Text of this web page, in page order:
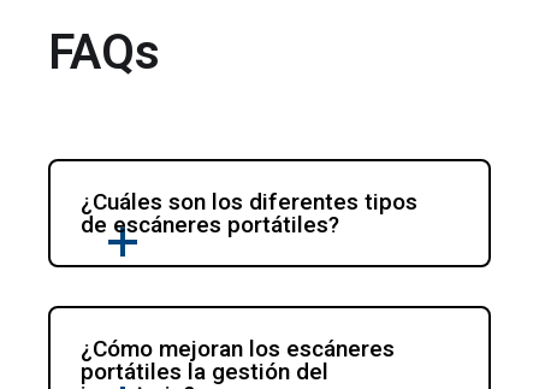
FAQs
¿Cuáles son los diferentes tipos
de escáneres portátiles?
¿Cómo mejoran los escáneres
portátiles la gestión del